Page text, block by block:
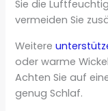
Sie die
vermeiden Sie
Weitere
oder warme
Achten Sie auf
genug Schlaf.